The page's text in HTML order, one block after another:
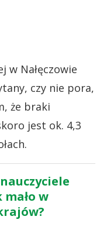
w Nałęczowie
czy nie pora,
że braki
jest ok. 4,3
w